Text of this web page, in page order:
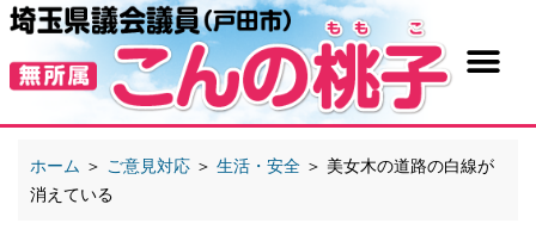
ホーム ＞ ご意見対応 ＞ 生活・安全 ＞ 美女木の道路の白線が
消えている